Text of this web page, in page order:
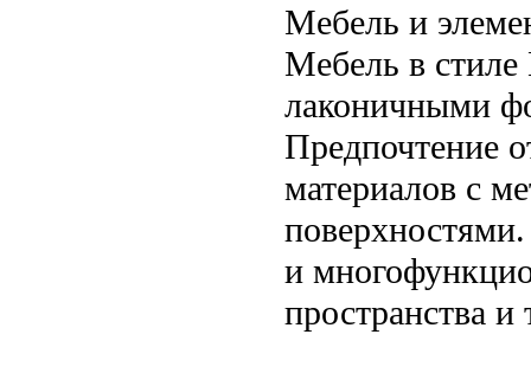
Мебель и
Мебель в стиле
лаконичными
Предпочтение
материалов с
и
пространства и